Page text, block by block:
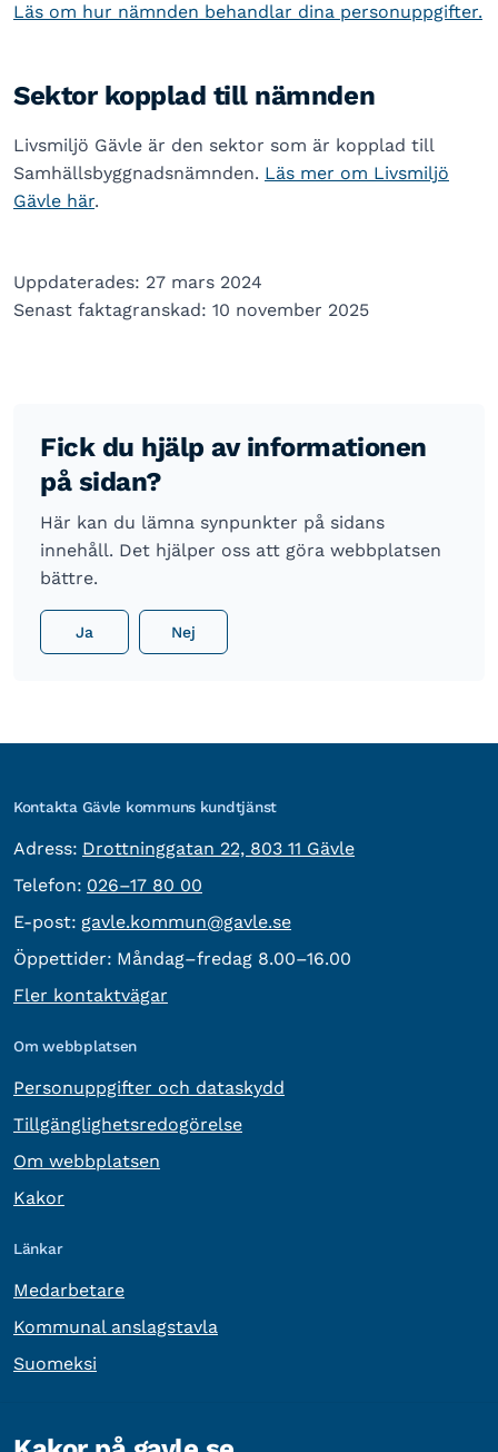
Läs om hur nämnden behandlar dina personuppgifter.
Sektor kopplad till nämnden
Livsmiljö Gävle är den sektor som är kopplad till
Samhällsbyggnadsnämnden. Läs mer om Livsmiljö
Gävle här.
Uppdaterades: 27 mars 2024
Senast faktagranskad: 10 november 2025
Fick du hjälp av informationen
på sidan?
Här kan du lämna synpunkter på sidans
innehåll. Det hjälper oss att göra webbplatsen
bättre.
Ja Nej
Kontakta Gävle kommuns kundtjänst
Adress: besöksadress:
Drottninggatan 22, 803 11 Gävle
Telefon: Telefon:
026–17 80 00
E-post: E-post:
gavle.kommun@gavle.se
Öppettider: Måndag–fredag 8.00–16.00
Fler kontaktvägar
Om webbplatsen
Personuppgifter och dataskydd
Tillgänglighetsredogörelse
Om webbplatsen
Kakor
Länkar
Medarbetare
Kommunal anslagstavla
Suomeksi